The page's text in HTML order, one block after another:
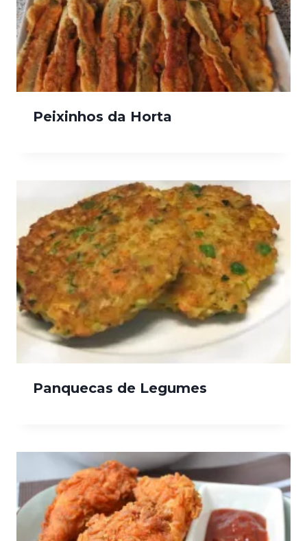
Peixinhos da Horta
Panquecas de Legumes